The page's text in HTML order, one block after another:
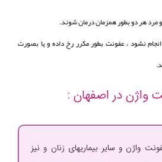
هر دو بطور همزمان درمان شوند.
نشود ، عفونت بطور مکرر رخ داده و یا بصورت
واژن در اصفهان :
واژن و سایر بیماریهای زنان و نیز